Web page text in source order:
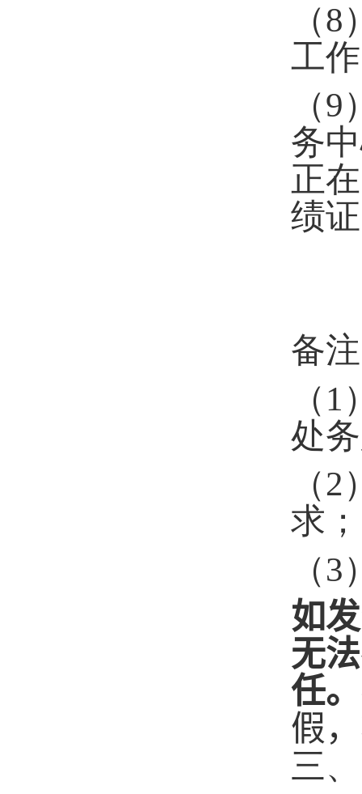
（8
工
（9
务
正
绩
备
（1
处
（2
求；
（3
如
无
任。
假
三